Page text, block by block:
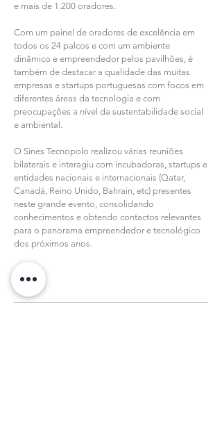
e mais de 1.200 oradores.
Com um painel de oradores de excelência em
todos os 24 palcos e com um ambiente
dinâmico e empreendedor pelos pavilhões, é
também de destacar a qualidade das muitas
empresas e startups portuguesas com focos em
diferentes áreas da tecnologia e com
preocupações a nível da sustentabilidade social
e ambiental.
O Sines Tecnopolo realizou várias reuniões
bilaterais e interagiu com incubadoras, startups e
entidades nacionais e internacionais (Qatar,
Canadá, Reino Unido, Bahrain, etc) presentes
neste grande evento, consolidando
conhecimentos e obtendo contactos relevantes
para o panorama empreendedor e tecnológico
dos próximos anos.